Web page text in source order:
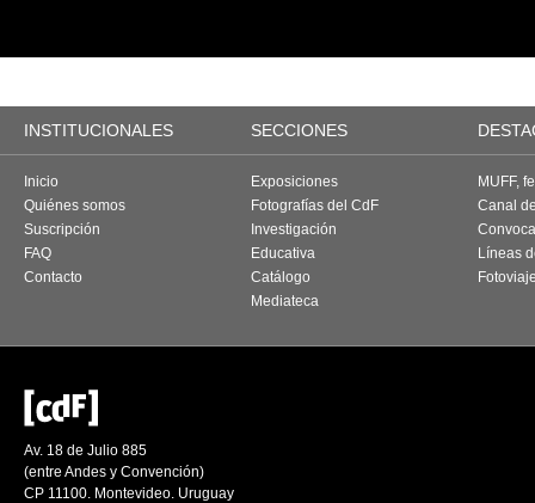
INSTITUCIONALES SECCIONES
Inicio
Quiénes somos
Suscripción
FAQ
Contacto
Exposiciones
Fotografías del CdF
Investigación
Educativa
Catálogo
Mediateca
MUFF,
Canal
Líneas
Av. 18 de Julio 885
(entre Andes y Convención)
CP 11100. Montevideo. Uruguay